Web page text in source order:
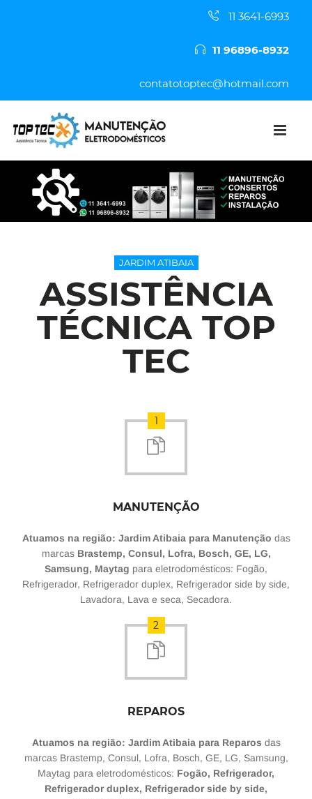
11 3641-6993
11 96896-8932
contatotoptec@hotmail.com
JARDIM ATIBAIA
ASSISTÊNCIA
TÉCNICA TOP
TEC
1
MANUTENÇÃO
Atuamos na região: Jardim Atibaia para Manutenção das
marcas Brastemp, Consul, Lofra, Bosch, GE, LG,
Samsung, Maytag para eletrodomésticos: Fogão,
Refrigerador, Refrigerador duplex, Refrigerador side by side,
Lavadora, Lava e seca, Secadora.
2
REPAROS
Atuamos na região: Jardim Atibaia para Reparos das
marcas Brastemp, Consul, Lofra, Bosch, GE, LG, Samsung,
Maytag para eletrodomésticos: Fogão, Refrigerador,
Refrigerador duplex, Refrigerador side by side,